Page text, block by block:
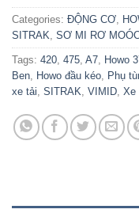
Categories: ĐỘNG CƠ,
SITRAK, SƠ MI RƠ
Tags: 420, 475, A7, Howo
Ben, Howo đầu kéo, Phụ
xe tải, SITRAK, VIMID, Xe